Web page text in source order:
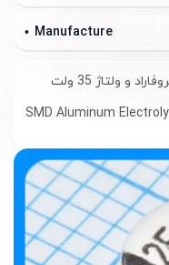
Manufacture
SMD Aluminum